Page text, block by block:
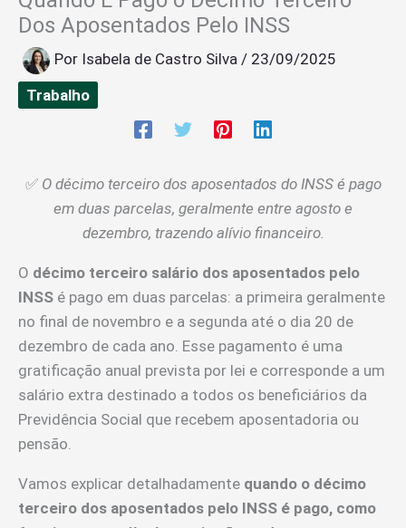
Dos Aposentados Pelo INSS
Por Isabela de Castro Silva / 23/09/2025
Trabalho
✅ O décimo terceiro dos aposentados do INSS é pago
em duas parcelas, geralmente entre agosto e
dezembro, trazendo alívio financeiro.
O décimo terceiro salário dos aposentados pelo
INSS é pago em duas parcelas: a primeira geralmente
no final de novembro e a segunda até o dia 20 de
dezembro de cada ano. Esse pagamento é uma
gratificação anual prevista por lei e corresponde a um
salário extra destinado a todos os beneficiários da
Previdência Social que recebem aposentadoria ou
pensão.
Vamos explicar detalhadamente quando o décimo
terceiro dos aposentados pelo INSS é pago, como